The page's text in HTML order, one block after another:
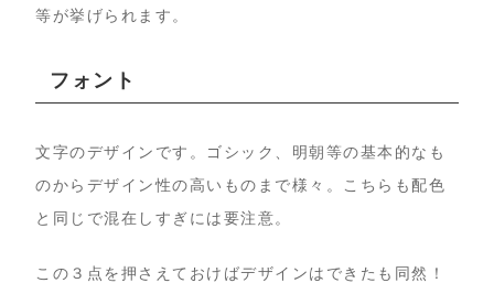
等が挙げられます。
フォント
文字のデザインです。ゴシック、明朝等の基本的なも
のからデザイン性の高いものまで様々。こちらも配色
と同じで混在しすぎには要注意。
この３点を押さえておけばデザインはできたも同然！